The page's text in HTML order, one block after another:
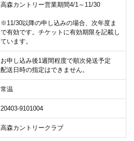
高森カントリー営業期間4/1～11/30
※11/30以降の申し込みの場合、次年度ま
で有効です。チケットに有効期限を記載し
ています。
お申し込み後1週間程度で順次発送予定
配送日時の指定はできません。
常温
20403-9101004
高森カントリークラブ